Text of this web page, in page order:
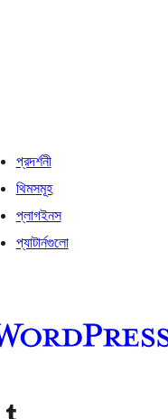
প্রদর্শনী
থিমসমূহ
প্লাগইনস
প্যাটার্নগুলো
আমাদের টাম্বলার অ্যাকাউন্ট দেখুন